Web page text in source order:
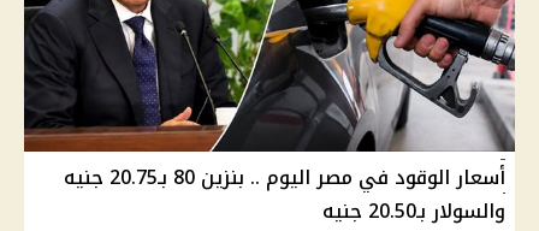
أسعار الوقود في مصر اليوم .. بنزين 80 بـ20.75 جنيه
والسولار بـ20.50 جنيه